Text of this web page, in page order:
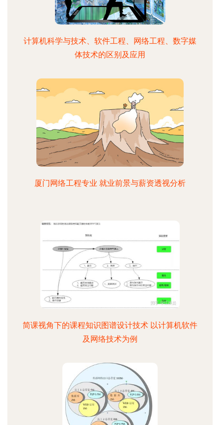
计算机科学与技术、软件工程、网络工程、数字媒
体技术的区别及应用
厦门网络工程专业 就业前景与薪资透视分析
简课视角下的课程知识图谱设计技术 以计算机软件
及网络技术为例